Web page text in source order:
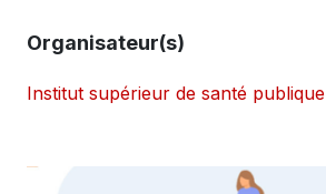
Organisateur(s)
Institut supérieur de santé publique